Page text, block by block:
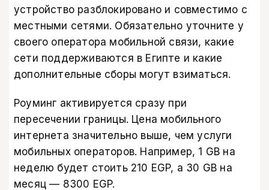
устройство разблокировано и совместимо с
местными сетями. Обязательно уточните у
своего оператора мобильной связи, какие
сети поддерживаются в Египте и какие
дополнительные сборы могут взиматься.
Роуминг активируется сразу при
пересечении границы. Цена мобильного
интернета значительно выше, чем услуги
мобильных операторов. Например, 1 GB на
неделю будет стоить 210 EGP, а 30 GB на
месяц — 8300 EGP.